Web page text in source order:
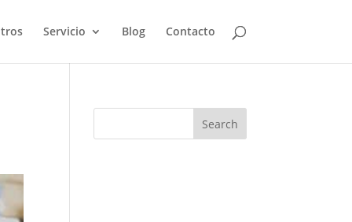
Servicio Blog Contacto